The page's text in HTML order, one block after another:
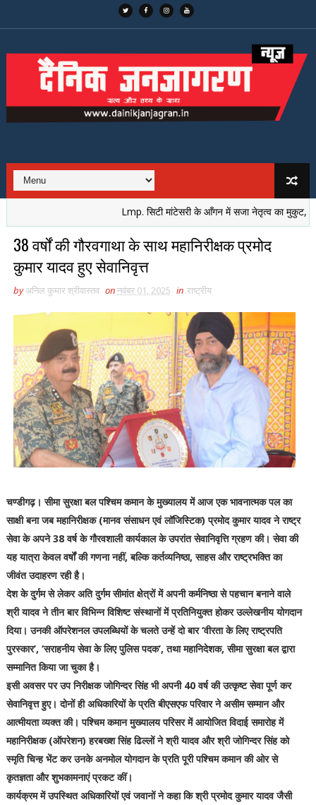
Lmp. सिटी मांटेसरी के आँगन में सजा नेतृत्व का मुकुट, नई
38 वर्षों की गौरवगाथा के साथ महानिरीक्षक प्रमोद
कुमार यादव हुए सेवानिवृत्त
byअनिल कुमार श्रीवास्तव onनवंबर 01, 2025 in राष्ट्रीय
चण्डीगढ़।सीमा सुरक्षा बल पश्चिम कमान के मुख्यालय में आज एक भावनात्मक पल का
साक्षी बना जब महानिरीक्षक (मानव संसाधन एवं लॉजिस्टिक) प्रमोद कुमार यादव ने राष्ट्र
सेवा के अपने 38 वर्ष के गौरवशाली कार्यकाल के उपरांत सेवानिवृत्ति ग्रहण की।सेवा की
यह यात्रा केवल वर्षों की गणना नहीं, बल्कि कर्तव्यनिष्ठा, साहस और राष्ट्रभक्ति का
जीवंत उदाहरण रही है।
देश के दुर्गम से लेकर अति दुर्गम सीमांत क्षेत्रों में अपनी कर्मनिष्ठा से पहचान बनाने वाले
श्री यादव ने तीन बार विभिन्न विशिष्ट संस्थानों में प्रतिनियुक्त होकर उल्लेखनीय योगदान
दिया।उनकी ऑपरेशनल उपलब्धियों के चलते उन्हें दो बार ‘वीरता के लिए राष्ट्रपति
पुरस्कार’, ‘सराहनीय सेवा के लिए पुलिस पदक’, तथा महानिदेशक, सीमा सुरक्षा बल द्वारा
सम्मानित किया जा चुका है।
इसी अवसर पर उप निरीक्षक जोगिन्दर सिंह भी अपनी 40 वर्ष की उत्कृष्ट सेवा पूर्ण कर
सेवानिवृत्त हुए। दोनों ही अधिकारियों के प्रति बीएसएफ परिवार ने असीम सम्मान और
आत्मीयता व्यक्त की।पश्चिम कमान मुख्यालय परिसर में आयोजित विदाई समारोह में
महानिरीक्षक (ऑपरेशन) हरबख्श सिंह ढिल्लों ने श्री यादव और श्री जोगिन्दर सिंह को
स्मृति चिन्ह भेंट कर उनके अनमोल योगदान के प्रति पूरी पश्चिम कमान की ओर से
कृतज्ञता और शुभकामनाएं प्रकट कीं।
कार्यक्रम में उपस्थित अधिकारियों एवं जवानों ने कहा कि श्री प्रमोद कुमार यादव जैसी